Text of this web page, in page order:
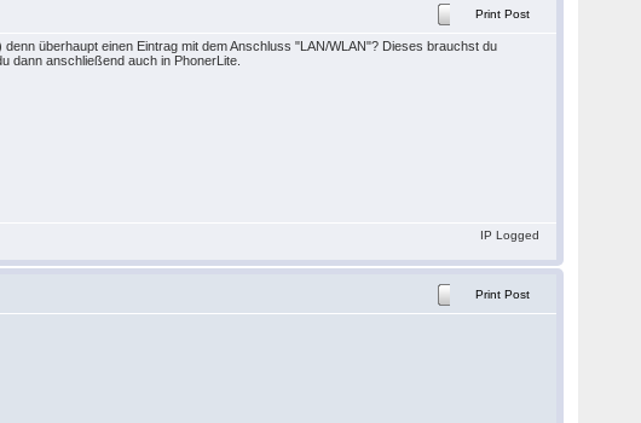
Print Post
überhaupt einen Eintrag mit dem Anschluss "LAN/WLAN"? Dieses brauchst du
dann anschließend auch in PhonerLite.
IP Logged
Print Post